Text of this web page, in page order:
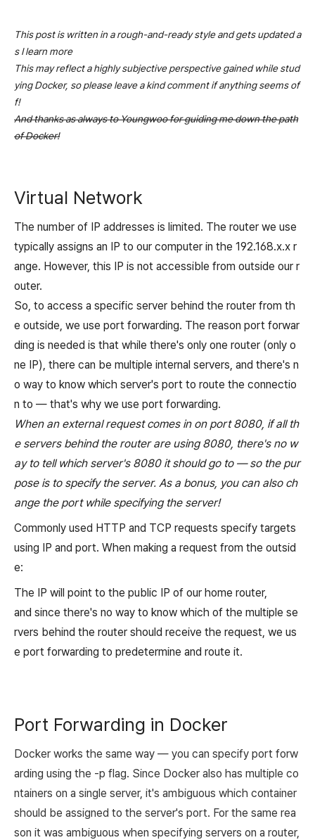
This post is written in a rough-and-ready style and gets updated a
s I learn more
This may reflect a highly subjective perspective gained while stud
ying Docker, so please leave a kind comment if anything seems of
f!
And thanks as always to Youngwoo for guiding me down the path
of Docker!
Virtual Network
The number of IP addresses is limited. The router we use
typically assigns an IP to our computer in the 192.168.x.x r
ange. However, this IP is not accessible from outside our r
outer.
So, to access a specific server behind the router from th
e outside, we use port forwarding. The reason port forwar
ding is needed is that while there's only one router (only o
ne IP), there can be multiple internal servers, and there's n
o way to know which server's port to route the connectio
n to — that's why we use port forwarding.
When an external request comes in on port 8080, if all th
e servers behind the router are using 8080, there's no w
ay to tell which server's 8080 it should go to — so the pur
pose is to specify the server. As a bonus, you can also ch
ange the port while specifying the server!
Commonly used HTTP and TCP requests specify targets
using IP and port. When making a request from the outsid
e:
The IP will point to the public IP of our home router,
and since there's no way to know which of the multiple se
rvers behind the router should receive the request, we us
e port forwarding to predetermine and route it.
Port Forwarding in Docker
Docker works the same way — you can specify port forw
arding using the -p flag. Since Docker also has multiple co
ntainers on a single server, it's ambiguous which container
should be assigned to the server's port. For the same rea
son it was ambiguous when specifying servers on a router,